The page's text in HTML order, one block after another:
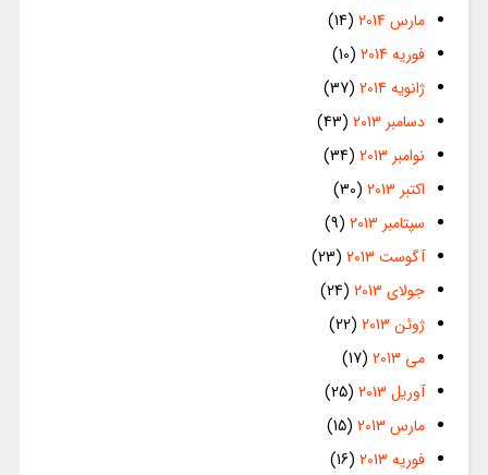
مارس 2014
(14)
فوریه 2014
(10)
ژانویه 2014
(37)
دسامبر 2013
(43)
نوامبر 2013
(34)
اکتبر 2013
(30)
سپتامبر 2013
(9)
آگوست 2013
(23)
جولای 2013
(24)
ژوئن 2013
(22)
می 2013
(17)
آوریل 2013
(25)
مارس 2013
(15)
فوریه 2013
(16)